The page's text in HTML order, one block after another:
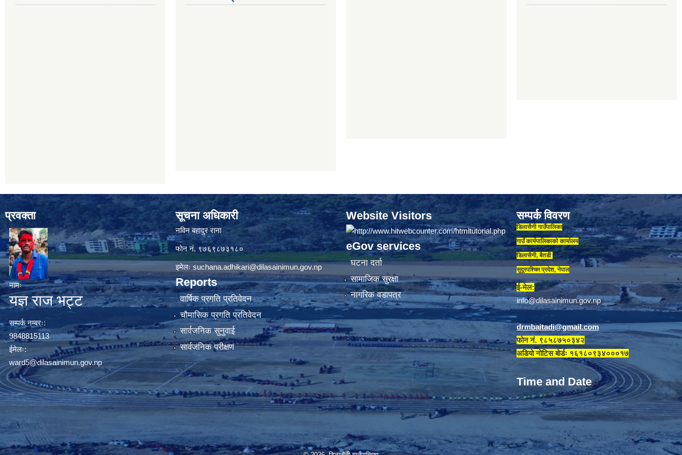
प्रवक्ता
नामः
यज्ञ राज भट्ट
सम्पर्क नम्बरः:
9848815113
ईमेलः:
ward5@dilasainimun.gov.np
सूचना अधिकारी
नविन बहादुर राना
फाेन नं. ९७६९८७३१८०
इमेलःsuchana.adhikari@dilasainimun.gov.np
Reports
वार्षिक प्रगति प्रतिवेदन
चौमासिक प्रगति प्रतिवेदन
सार्वजनिक सुनुवाई
सार्वजनिक परीक्षण
Website Visitors
eGov services
घटना दर्ता
सामाजिक सुरक्षा
नागरिक वडापत्र
सम्पर्क विवरण
डिलासैनी गाउँपालिका
गाउँ कार्यपालिकाकाे कार्यालय
डिलासैनी, बैतडी
सुदूरपश्चिम प्रदेश, नेपाल
ई-मेल:
info@dilasainimun.gov.np
drmbaitadi@gmail.com
फोन नं. ९८५८७५०३४२
अडियाे नाेटिस बाेर्डः १६१८०९३४०००१७
Time and Date